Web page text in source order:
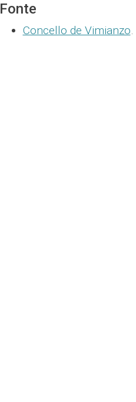
Fonte
Concello de Vimianzo.